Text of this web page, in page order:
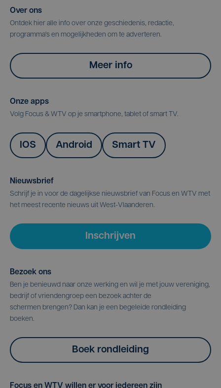
Over ons
Ontdek hier alle info over onze geschiedenis, redactie,
programma's en mogelijkheden om te adverteren.
Meer info
Onze apps
Volg Focus & WTV op je smartphone, tablet of smart TV.
IOS Android Smart TV
Nieuwsbrief
Schrijf je in voor de dagelijkse nieuwsbrief van Focus en WTV met
het meest recente nieuws uit West-Vlaanderen.
Inschrijven
Bezoek ons
Ben je benieuwd naar onze werking en wil je met jouw vereniging,
bedrijf of vriendengroep een bezoek achter de
schermen brengen? Dan kan je een begeleide rondleiding
boeken.
Boek rondleiding
Focus en WTV willen er voor iedereen zijn